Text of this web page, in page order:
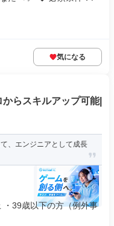
気になる
からスキルアップ可能|
、エンジニアとして成長
・39歳以下の方（例外事